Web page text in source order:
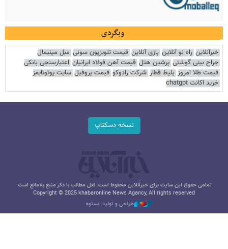
وبگردی
خبرآنلاین راه نو آنلاین بازی آنلاین قیمت تلویزیون سونی مبل مینیمال
جراح بینی گوشتی پرشین هتل قیمت آهن فولاد ایرانیان اعتبارسنجی بانکی
قیمت طلا امروز بلیط قطار شرکت رادوکو قیمت پروفیل سایت یوتوتایمز
خرید اکانت chatgpt
نسخه دسکتاپ
تمامی حقوق این سایت برای خبرآنلاین محفوظ است. نقل مطالب با ذکر منبع بلامانع است.
Copyright © 2025 khabaronline News Agancy, All rights reserved
طراحی و تولید: نستوه